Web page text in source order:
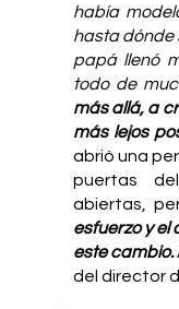
había
hasta dónde
papá llenó
todo de
más allá, a
más lejos
abrió una
puertas
abiertas,
esfuerzo y
este cambio.
del director